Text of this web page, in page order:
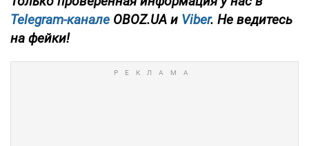
Telegram-канале OBOZ.UA и Viber. Не ведитесь
на фейки!